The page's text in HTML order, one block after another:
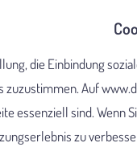
die Einbindung
zuzustimmen. Auf
essenziell sind. Wenn
zu